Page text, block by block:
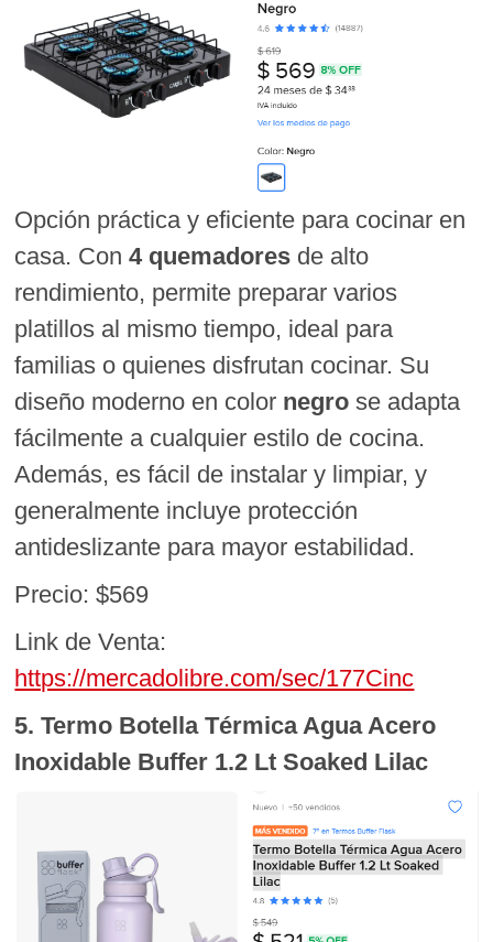
Opción práctica y eficiente para cocinar en
casa. Con4 quemadores de alto
rendimiento, permite preparar varios
platillos al mismo tiempo, ideal para
familias o quienes disfrutan cocinar. Su
diseño moderno en color negro se adapta
fácilmente a cualquier estilo de cocina.
Además, es fácil de instalar y limpiar, y
generalmente incluye protección
antideslizante para mayor estabilidad.
Precio: $569
Link de Venta:
https://mercadolibre.com/sec/177Cinc
5. Termo Botella Térmica Agua Acero
Inoxidable Buffer 1.2 Lt Soaked Lilac